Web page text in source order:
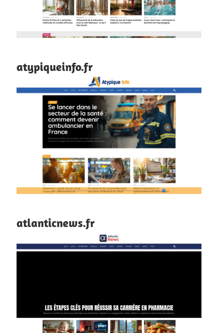
atypiqueinfo.fr
atlanticnews.fr